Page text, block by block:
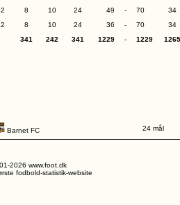
8 10 24 49 - 70
34
8 10 24 36 - 70
34
341
242 341 1229 - 1229
1265
Barnet FC 24 mål
2026 www.foot.dk
fodbold-statistik-website